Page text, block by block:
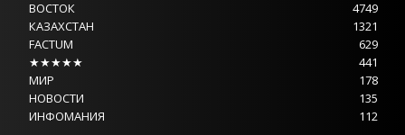
ВОСТОК
4749
КАЗАХСТАН
1321
FACTUM
629
★★★★★
441
МИР
178
НОВОСТИ
135
ИНФОМАНИЯ
112